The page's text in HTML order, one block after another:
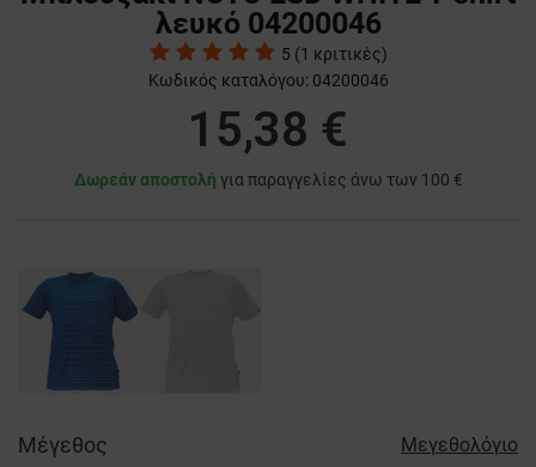
λευκό 04200046
5 (1 κριτικές)
Κωδικός καταλόγου: 04200046
15,38 €
Δωρεάν αποστολή για παραγγελίες άνω των 100 €
Μέγεθος Μεγεθολόγιο